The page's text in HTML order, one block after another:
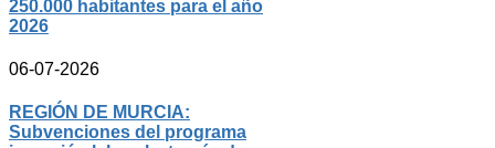
250.000 habitantes para el año
2026
06-07-2026
REGIÓN DE MURCIA:
Subvenciones del programa